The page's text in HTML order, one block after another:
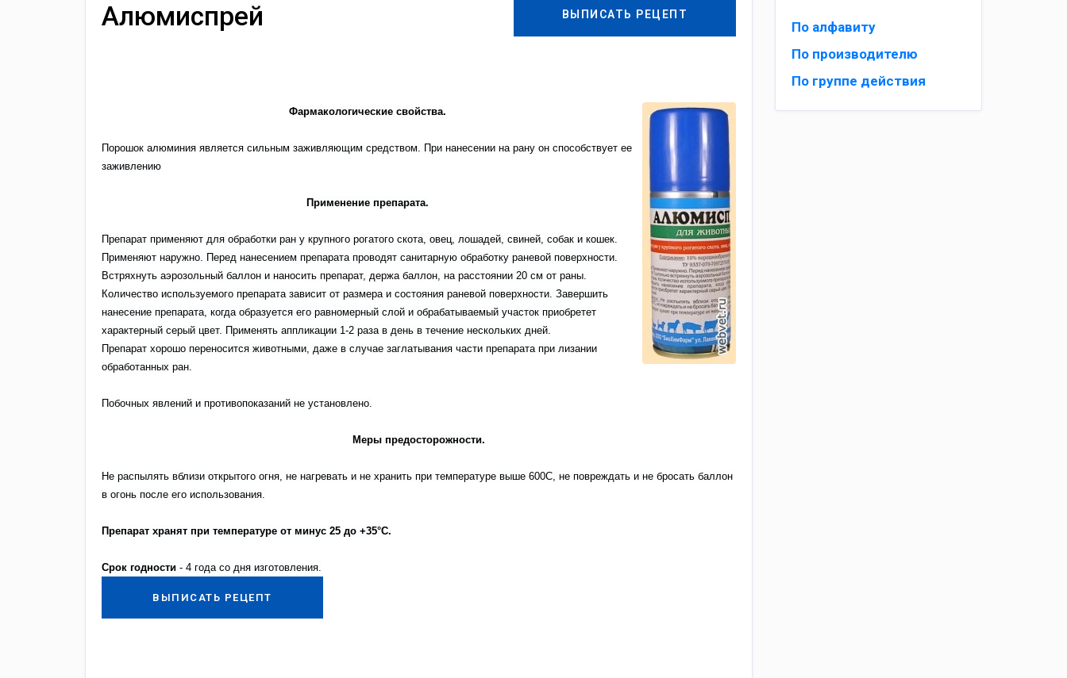
По алфавиту
По производителю
По группе действия
ВЫПИСАТЬ РЕЦЕПТ
Алюмиспрей
Фармакологические свойства.
Порошок алюминия является сильным заживляющим средством. При нанесении на рану он способствует ее
заживлению
Применение препарата.
Препарат применяют для обработки ран у крупного рогатого скота, овец, лошадей, свиней, собак и кошек.
Применяют наружно. Перед нанесением препарата проводят санитарную обработку раневой поверхности.
Встряхнуть аэрозольный баллон и наносить препарат, держа баллон, на расстоянии 20 см от раны.
Количество используемого препарата зависит от размера и состояния раневой поверхности. Завершить
нанесение препарата, когда образуется его равномерный слой и обрабатываемый участок приобретет
характерный серый цвет. Применять аппликации 1-2 раза в день в течение нескольких дней.
Препарат хорошо переносится животными, даже в случае заглатывания части препарата при лизании
обработанных ран.
Побочных явлений и противопоказаний не установлено.
Меры предосторожности.
Не распылять вблизи открытого огня, не нагревать и не хранить при температуре выше 600С, не повреждать и не бросать баллон
в огонь после его использования.
Препарат хранят при температуре от минус 25 до +35°С.
Срок годности- 4 года со дня изготовления.
ВЫПИСАТЬ РЕЦЕПТ